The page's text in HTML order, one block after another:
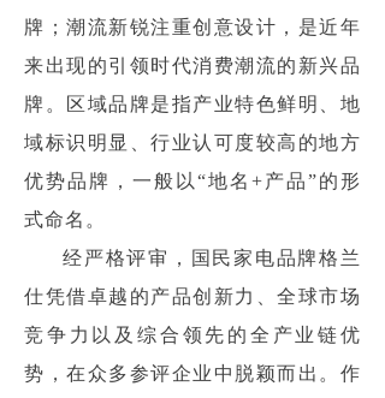
牌；潮流新锐注重创意设计，是近年
来出现的引领时代消费潮流的新兴品
牌。区域品牌是指产业特色鲜明、地
域标识明显、行业认可度较高的地方
优势品牌，一般以“地名+产品”的形
式命名。
经严格评审，国民家电品牌格兰
仕凭借卓越的产品创新力、全球市场
竞争力以及综合领先的全产业链优
势，在众多参评企业中脱颖而出。作